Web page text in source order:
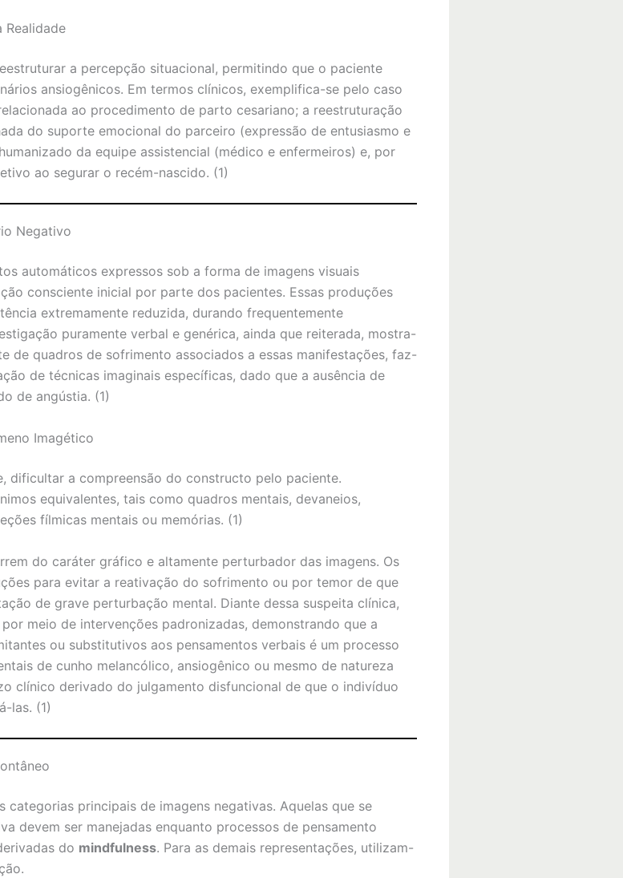
Realidade
a percepção situacional, permitindo que o paciente
ansiogênicos. Em termos clínicos, exemplifica-se pelo caso
ao procedimento de parto cesariano; a reestruturação
do suporte emocional do parceiro (expressão de entusiasmo e
da equipe assistencial (médico e enfermeiros) e, por
ao segurar o recém-nascido. (1)
Negativo
automáticos expressos sob a forma de imagens visuais
consciente inicial por parte dos pacientes. Essas produções
extremamente reduzida, durando frequentemente
puramente verbal e genérica, ainda que reiterada, mostra-
de quadros de sofrimento associados a essas manifestações, faz-
de técnicas imaginais específicas, dado que a ausência de
de angústia. (1)
Imagético
dificultar a compreensão do constructo pelo paciente.
equivalentes, tais como quadros mentais, devaneios,
fílmicas mentais ou memórias. (1)
do caráter gráfico e altamente perturbador das imagens. Os
para evitar a reativação do sofrimento ou por temor de que
de grave perturbação mental. Diante dessa suspeita clínica,
meio de intervenções padronizadas, demonstrando que a
ou substitutivos aos pensamentos verbais é um processo
de cunho melancólico, ansiogênico ou mesmo de natureza
clínico derivado do julgamento disfuncional de que o indivíduo
las. (1)
principais de imagens negativas. Aquelas que se
devem ser manejadas enquanto processos de pensamento
do mindfulness. Para as demais representações, utilizam-